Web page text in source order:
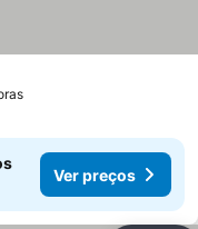
Ver preços
Ver preços